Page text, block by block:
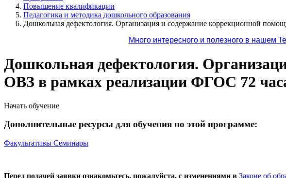
Повышение квалификации
Педагогика и методика дошкольного образования
Дошкольная дефектология. Организация и содержание коррекционной
Много интересного и полезного в нашем
Дошкольная дефектология.
ОВЗ в рамках реализации ФГОС 72
Начать обучение
Дополнительные ресурсы для обучения по этой программе:
Факультативы Семинары
Перед подачей заявки ознакомьтесь, пожалуйста, с изменениями в Законе об